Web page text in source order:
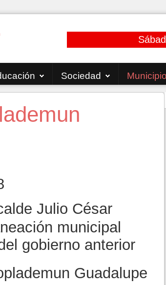
Sociedad
Julio César
municipal
gobierno anterior
Guadalupe